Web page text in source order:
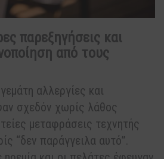
παρεξηγήσεις και
από τους
αλλεργίες και
σχεδόν χωρίς λάθος
μεταφράσεις τεχνητής
“δεν παράγγειλα αυτό”.